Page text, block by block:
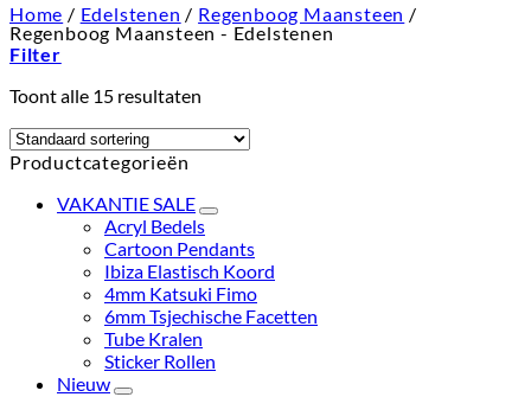
Home / Edelstenen / Regenboog Maansteen /
Regenboog Maansteen - Edelstenen
Filter
Toont alle 15 resultaten
Productcategorieën
VAKANTIE SALE
Acryl Bedels
Cartoon Pendants
Ibiza Elastisch Koord
4mm Katsuki Fimo
6mm Tsjechische Facetten
Tube Kralen
Sticker Rollen
Nieuw